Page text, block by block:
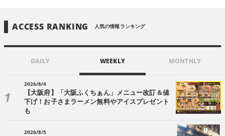
ACCESS RANKING 人気の情報ランキング
DAILY WEEKLY MONTHLY
2026/8/4
【大阪府】「大阪ふくちぁん」メニュー改訂＆値
下げ！お子さまラーメン無料やアイスプレゼント
も
2026/8/5